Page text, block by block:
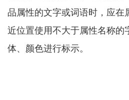
品属性的文字或词语时，应在
近位置使用不大于属性名称的
体、颜色进行标示。